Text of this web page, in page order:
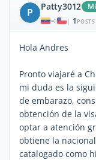
P Patty3012
| 1 POSTS
Hola Andres
Pronto viajaré a
mi duda es la
de embarazo,
obtención de la
optar a atención
obtiene la
catalogado como